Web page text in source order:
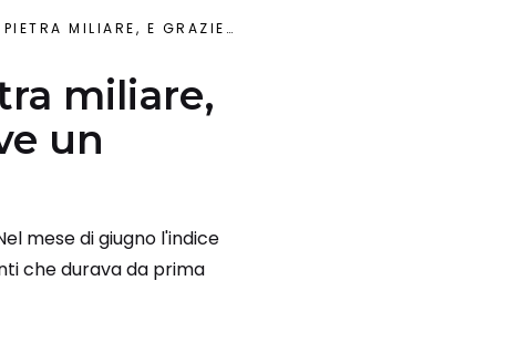
DI DRAGHI AIM VIVE UN MOMENTO D’ORO
miliare,
un
mese di giugno l'indice
che durava da prima